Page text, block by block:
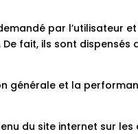
par l’utilisateur
fait, ils sont dispensés
générale et la
du site internet sur les